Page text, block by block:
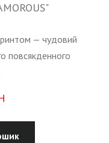
— чудовий
повсякденного